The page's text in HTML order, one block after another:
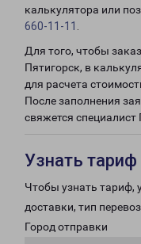
калькулятора или
660-11-11
Для того, чтобы
Пятигорск, в
для расчета
После заполнения
свяжется специалист
Узнать
Чтобы узнать тариф,
доставки, тип
Город отправки